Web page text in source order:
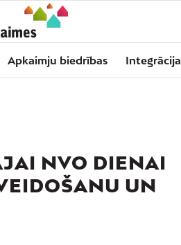
Apkaimju biedrības Integrācija
NVO DIENAI
UN